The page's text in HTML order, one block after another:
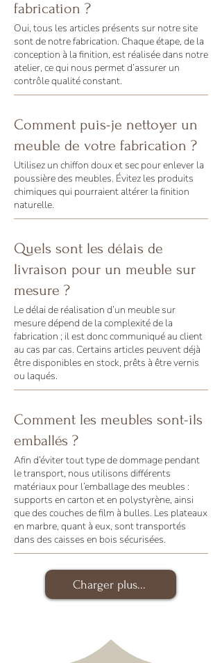
fabrication ?
Oui, tous les articles présents sur notre site
sont de notre fabrication. Chaque étape, de la
conception à la finition, est réalisée dans notre
atelier, ce qui nous permet d’assurer un
contrôle qualité constant.
Comment puis-je nettoyer un
meuble de votre fabrication ?
Utilisez un chiffon doux et sec pour enlever la
poussière des meubles. Évitez les produits
chimiques qui pourraient altérer la finition
naturelle.
Quels sont les délais de
livraison pour un meuble sur
mesure ?
Le délai de réalisation d’un meuble sur
mesure dépend de la complexité de la
fabrication ; il est donc communiqué au client
au cas par cas. Certains articles peuvent déjà
être disponibles en stock, prêts à être vernis
ou laqués.
Comment les meubles sont-ils
emballés ?
Afin d’éviter tout type de dommage pendant
le transport, nous utilisons différents
matériaux pour l’emballage des meubles :
supports en carton et en polystyrène, ainsi
que des couches de film à bulles. Les plateaux
en marbre, quant à eux, sont transportés
dans des caisses en bois sécurisées.
Charger plus...